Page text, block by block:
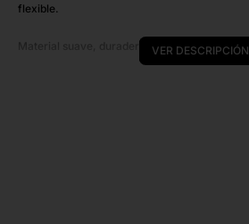
flexible.
Material suave, duradero y fácil de limpiar.
VER DESCRIPCIÓN